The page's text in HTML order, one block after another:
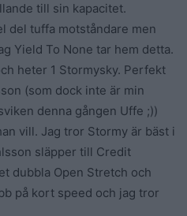
till sin kapacitet.
del tuffa motståndare men
Yield To None tar hem detta.
heter 1 Stormysky. Perfekt
(som dock inte är min
denna gången Uffe ;))
vill. Jag tror Stormy är bäst i
släpper till Credit
dubbla Open Stretch och
på kort speed och jag tror